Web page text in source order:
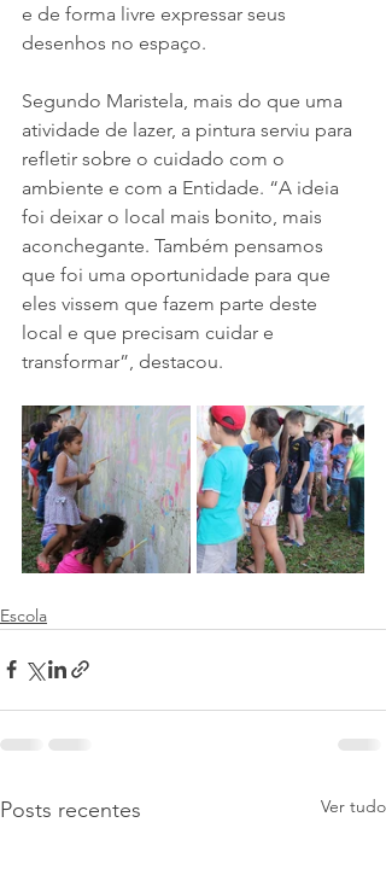
e de forma livre expressar seus
desenhos no espaço.
Segundo Maristela, mais do que uma
atividade de lazer, a pintura serviu para
refletir sobre o cuidado com o
ambiente e com a Entidade. “A ideia
foi deixar o local mais bonito, mais
aconchegante. Também pensamos
que foi uma oportunidade para que
eles vissem que fazem parte deste
local e que precisam cuidar e
transformar”, destacou.
Escola
Posts recentes Ver tudo